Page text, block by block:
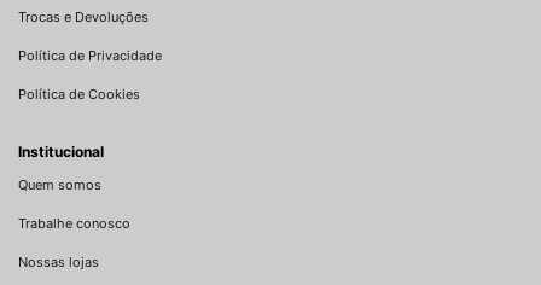
Trocas e Devoluções
Política de Privacidade
Política de Cookies
Institucional
Quem somos
Trabalhe conosco
Nossas lojas